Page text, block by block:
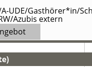
UDE/Gasthörer*in/
Azubis extern